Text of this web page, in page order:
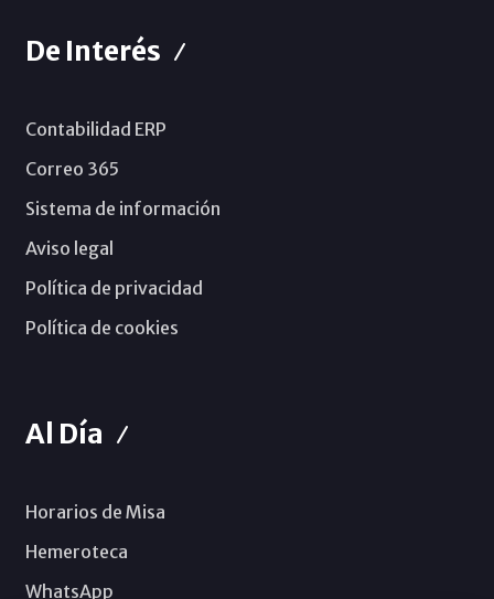
De Interés
Contabilidad ERP
Correo 365
Sistema de información
Aviso legal
Política de privacidad
Política de cookies
Al Día
Horarios de Misa
Hemeroteca
WhatsApp